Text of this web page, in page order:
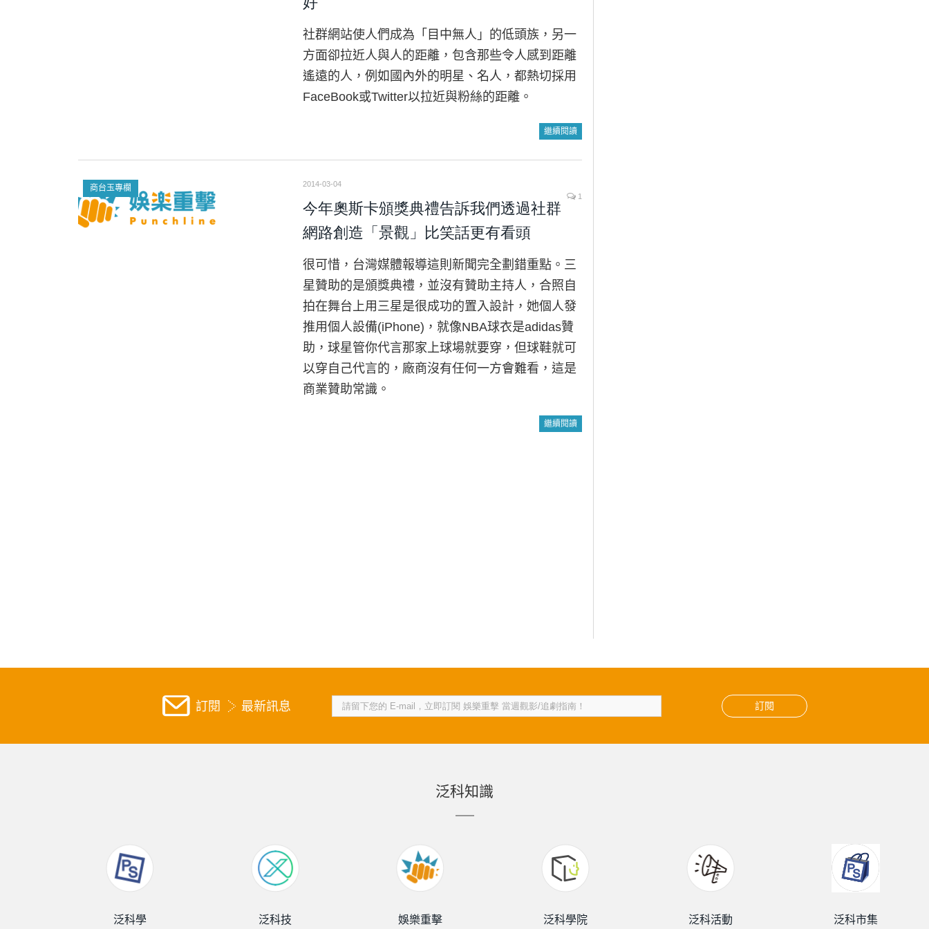
社群網站使人們成為「目中無人」的低頭族，另一
方面卻拉近人與人的距離，包含那些令人感到距離
遙遠的人，例如國內外的明星、名人，都熱切採用
FaceBook或Twitter以拉近與粉絲的距離。
繼續閱讀
商台玉專欄
2014-03-04
1
今年奧斯卡頒獎典禮告訴我們透過社群
網路創造「景觀」比笑話更有看頭
很可惜，台灣媒體報導這則新聞完全劃錯重點。三
星贊助的是頒獎典禮，並沒有贊助主持人，合照自
拍在舞台上用三星是很成功的置入設計，她個人發
推用個人設備(iPhone)，就像NBA球衣是adidas贊
助，球星管你代言那家上球場就要穿，但球鞋就可
以穿自己代言的，廠商沒有任何一方會難看，這是
商業贊助常識。
繼續閱讀
訂閱 最新訊息 訂閱
泛科知識
泛科學 泛科技 娛樂重擊 泛科學院 泛科活動 泛科市集